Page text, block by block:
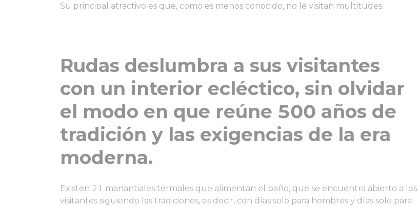
Su principal atractivo es que, como es menos conocido, no le visitan multitudes.
Rudas deslumbra a sus visitantes
con un interior ecléctico, sin olvidar
el modo en que reúne 500 años de
tradición y las exigencias de la era
moderna.
Existen 21 manantiales termales que alimentan el baño, que se encuentra abierto a los
visitantes siguiendo las tradiciones, es decir, con días solo para hombres y días solo para